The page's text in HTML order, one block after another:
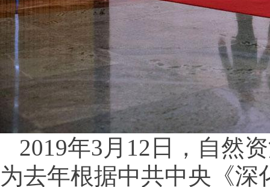
2019年3月12日，自然
为去年根据中共中央《